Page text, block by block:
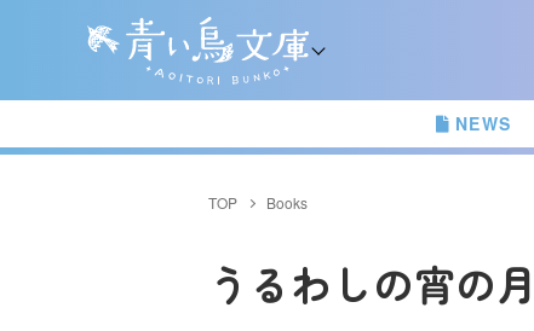
NEWS
TOP Books
うるわしの宵の